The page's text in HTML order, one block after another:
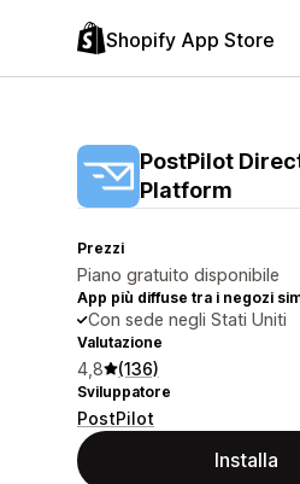
Shopify App Store
PostPilot
Platform
Prezzi
Piano gratuito disponibile
App più diffuse tra i negozi
Con sede negli Stati Uniti
Valutazione
4,8 (136)
Sviluppatore
PostPilot
Installa